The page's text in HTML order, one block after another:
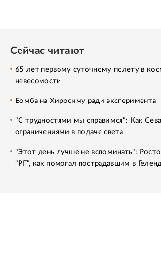
Сейчас читают
65 лет первому суточному полету в
невесомости
Бомба на Хиросиму ради эксперимента
"С трудностями мы справимся": Как
ограничениями в подаче света
"Этот день лучше не вспоминать":
"РГ", как помогал пострадавшим в